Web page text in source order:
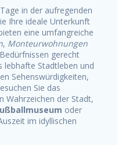
in der aufregenden
Ihre ideale Unterkunft
eine umfangreiche
, Monteurwohnungen
gerecht
lebhafte Stadtleben und
Sehenswürdigkeiten,
Sie das
Wahrzeichen der Stadt,
oder
im idyllischen